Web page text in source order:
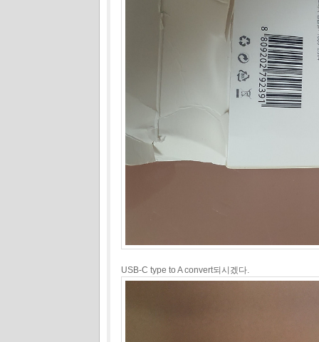
USB-C type to A convert되시겠다.